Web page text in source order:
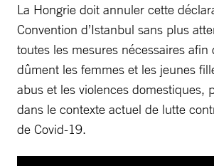
La Hongrie doit annuler cette
Convention d’Istanbul sans plus
toutes les mesures nécessaires afin
dûment les femmes et les jeunes
abus et les violences domestiques,
dans le contexte actuel de lutte
de Covid-19.